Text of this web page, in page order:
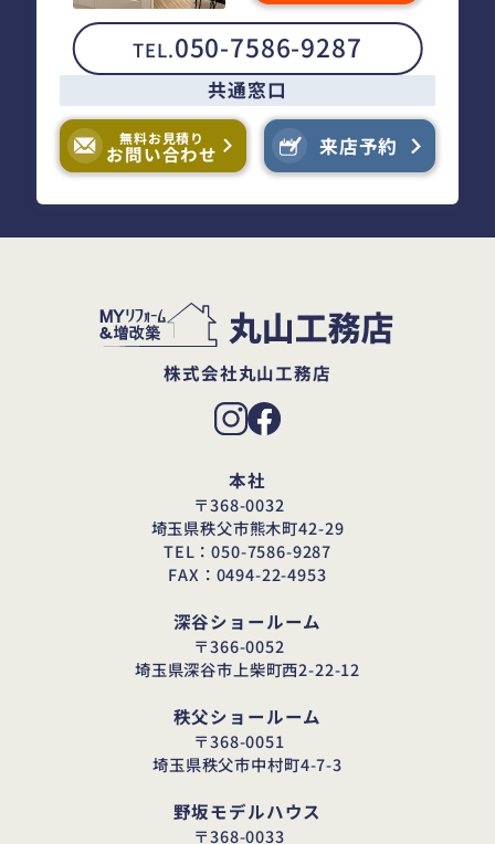
TEL.050-7586-9287
共通窓口
来店予約
無料お見積り
お問い合わせ
株式会社丸山工務店
本社
〒368-0032
埼玉県秩父市熊木町42-29
TEL：050-7586-9287
FAX：0494-22-4953
深谷ショールーム
〒366-0052
埼玉県深谷市上柴町西2-22-12
秩父ショールーム
〒368-0051
埼玉県秩父市中村町4-7-3
野坂モデルハウス
〒368-0033